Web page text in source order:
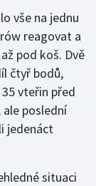
vše na jednu
reagovat a
pod koš. Dvě
čtyř bodů,
vteřin před
poslední
jedenáct
situaci